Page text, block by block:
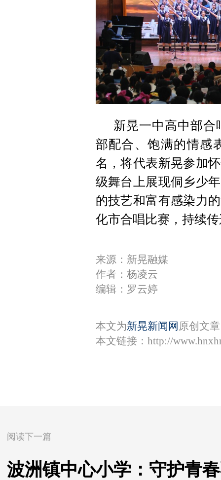
新晃一中高中部
部配合、饱满的情感
名，将代表新晃参加
级舞台上展现侗乡少
的技艺和富有感染力
化市合唱比赛，持续
来源：新晃融媒
作者：杨凌云
编辑：罗云婷
本文为新晃新闻网 原创文
本文链接： http://
阅读下一篇
波洲镇中心小学：守护青